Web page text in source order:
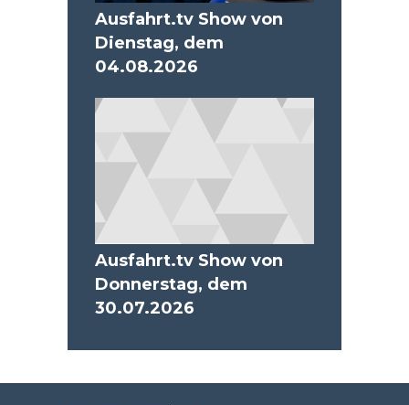
Ausfahrt.tv Show von
Dienstag, dem
04.08.2026
Ausfahrt.tv Show von
Donnerstag, dem
30.07.2026